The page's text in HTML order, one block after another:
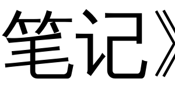
笔记